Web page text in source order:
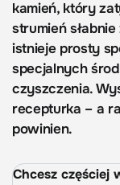
kamień, który
strumień
istnieje prosty
specjalnych
czyszczenia.
recepturka – a
powinien.
Chcesz częściej